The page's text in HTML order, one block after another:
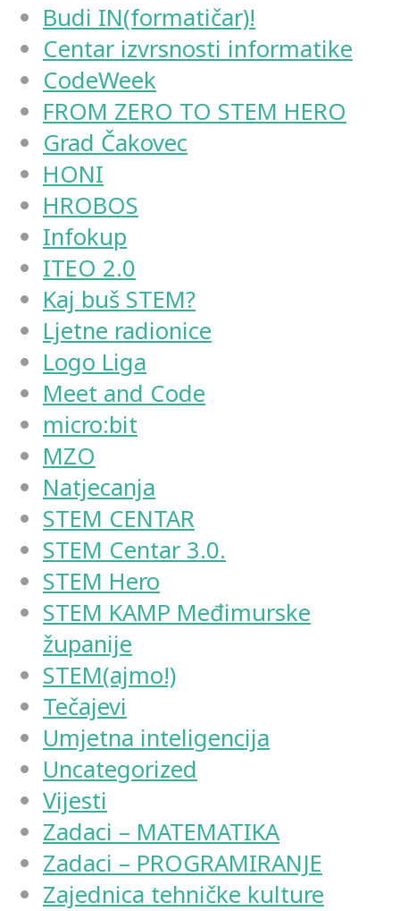
Budi IN(formatičar)!
Centar izvrsnosti informatike
CodeWeek
FROM ZERO TO STEM HERO
Grad Čakovec
HONI
HROBOS
Infokup
ITEO 2.0
Kaj buš STEM?
Ljetne radionice
Logo Liga
Meet and Code
micro:bit
MZO
Natjecanja
STEM CENTAR
STEM Centar 3.0.
STEM Hero
STEM KAMP Međimurske
županije
STEM(ajmo!)
Tečajevi
Umjetna inteligencija
Uncategorized
Vijesti
Zadaci – MATEMATIKA
Zadaci – PROGRAMIRANJE
Zajednica tehničke kulture